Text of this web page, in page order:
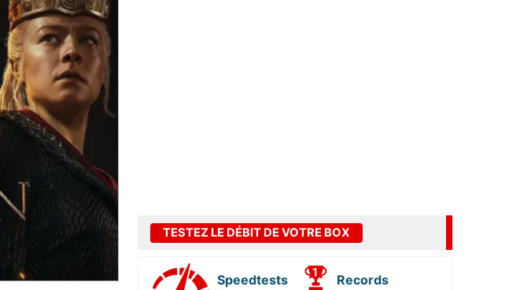
TESTEZ LE DÉBIT DE VOTRE BOX
Speedtests
Records